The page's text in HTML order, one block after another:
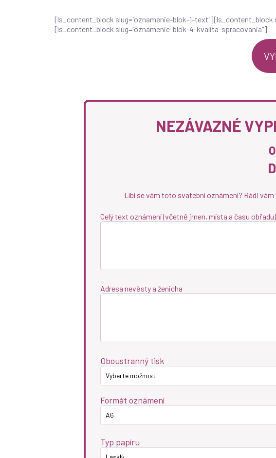
[ls_content_block slug="oznamenie-blok-1-
[ls_content_block slug="oznamenie-blok-4-kvalita-spracovania"]
NEZÁVAZNÉ
Líbí se vám toto svatební oznámení? Rádi
Celý text oznámení (včetně jmen, místa a času obřadu)
Adresa nevěsty a ženicha
Oboustranný tisk
Vyberte možnost
Formát oznámení
A6
Typ papíru